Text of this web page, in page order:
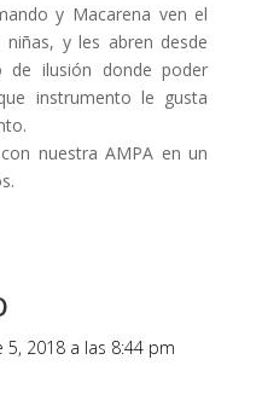
y Macarena ven el
y les abren desde
de ilusión donde poder
instrumento le gusta
nuestra AMPA en un
5, 2018 a las 8:44 pm